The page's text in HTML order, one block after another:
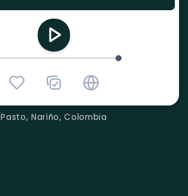
Pasto, Nariño, Colombia